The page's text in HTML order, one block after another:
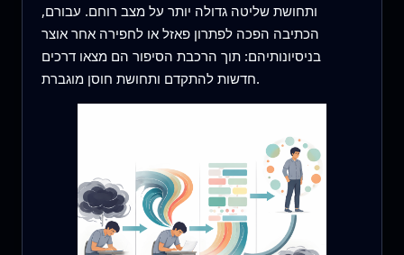
ותחושת שליטה גדולה יותר על מצב רוחם. עבורם,
הכתיבה הפכה לפתרון פאזל או לחפירה אחר אוצר
בניסיונותיהם: תוך הרכבת הסיפור הם מצאו דרכים
חדשות להתקדם ותחושת חוסן מוגברת.